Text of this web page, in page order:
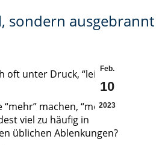
sondern ausgebrannt
Feb.
10
2023
oft unter Druck, “leisten”
machen, “mehr”
viel zu häufig in
üblichen Ablenkungen?